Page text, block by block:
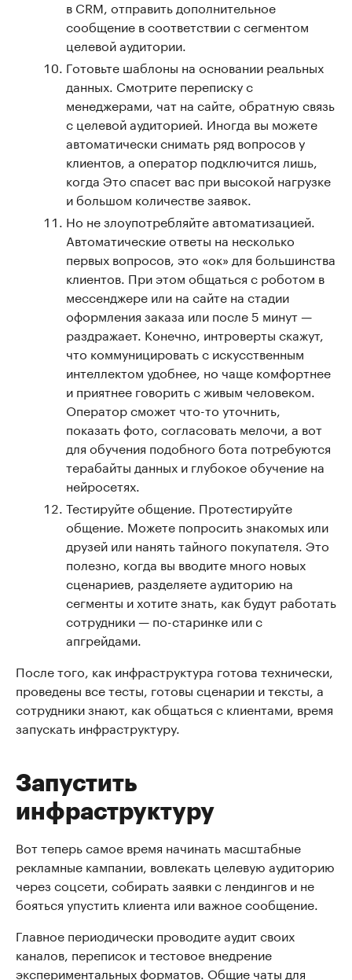
в CRM, отправить дополнительное
сообщение в соответствии с сегментом
целевой аудитории.
Готовьте шаблоны на основании реальных
данных. Смотрите переписку с
менеджерами, чат на сайте, обратную связь
с целевой аудиторией. Иногда вы можете
автоматически снимать ряд вопросов у
клиентов, а оператор подключится лишь,
когда Это спасет вас при высокой нагрузке
и большом количестве заявок.
Но не злоупотребляйте автоматизацией.
Автоматические ответы на несколько
первых вопросов, это «ок» для большинства
клиентов. При этом общаться с роботом в
мессенджере или на сайте на стадии
оформления заказа или после 5 минут —
раздражает. Конечно, интроверты скажут,
что коммуницировать с искусственным
интеллектом удобнее, но чаще комфортнее
и приятнее говорить с живым человеком.
Оператор сможет что-то уточнить,
показать фото, согласовать мелочи, а вот
для обучения подобного бота потребуются
терабайты данных и глубокое обучение на
нейросетях.
Тестируйте общение. Протестируйте
общение. Можете попросить знакомых или
друзей или нанять тайного покупателя. Это
полезно, когда вы вводите много новых
сценариев, разделяете аудиторию на
сегменты и хотите знать, как будут работать
сотрудники — по-старинке или с
апгрейдами.
После того, как инфраструктура готова технически,
проведены все тесты, готовы сценарии и тексты, а
сотрудники знают, как общаться с клиентами, время
запускать инфраструктуру.
Запустить
инфраструктуру
Вот теперь самое время начинать масштабные
рекламные кампании, вовлекать целевую аудиторию
через соцсети, собирать заявки с лендингов и не
бояться упустить клиента или важное сообщение.
Главное периодически проводите аудит своих
каналов, переписок и тестовое внедрение
экспериментальных форматов. Общие чаты для